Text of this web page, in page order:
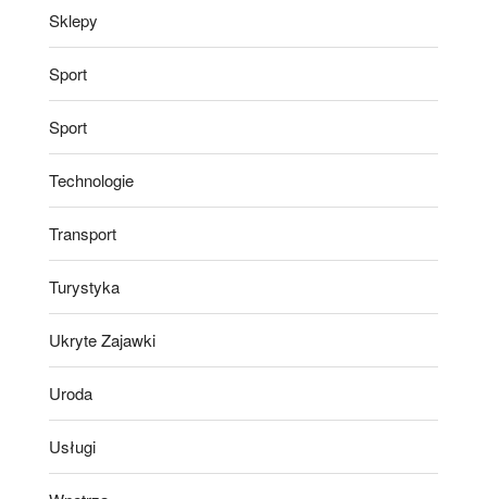
Sklepy
Sport
Sport
Technologie
Transport
Turystyka
Ukryte Zajawki
Uroda
Usługi